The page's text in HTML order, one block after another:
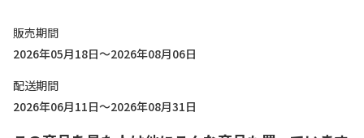
販売期間
2026年05月18日～2026年08月06日
配送期間
2026年06月11日～2026年08月31日